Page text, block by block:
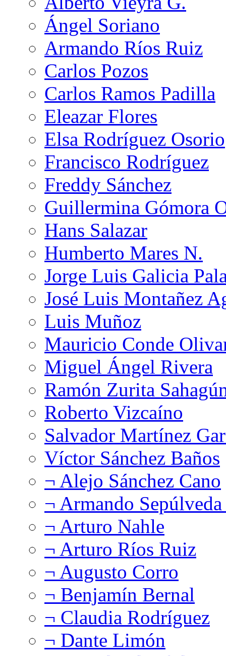
Ángel Soriano
Armando Ríos Ruiz
Carlos Pozos
Carlos Ramos Padilla
Eleazar Flores
Elsa Rodríguez Osorio
Francisco Rodríguez
Freddy Sánchez
Guillermina Gómora
Hans Salazar
Humberto Mares N.
Jorge Luis Galicia
José Luis Montañez
Luis Muñoz
Mauricio Conde
Miguel Ángel Rivera
Ramón Zurita
Roberto Vizcaíno
Salvador Martínez
Víctor Sánchez Baños
¬ Alejo Sánchez Cano
¬ Armando
¬ Arturo Nahle
¬ Arturo Ríos Ruiz
¬ Augusto Corro
¬ Benjamín Bernal
¬ Claudia Rodríguez
¬ Dante Limón